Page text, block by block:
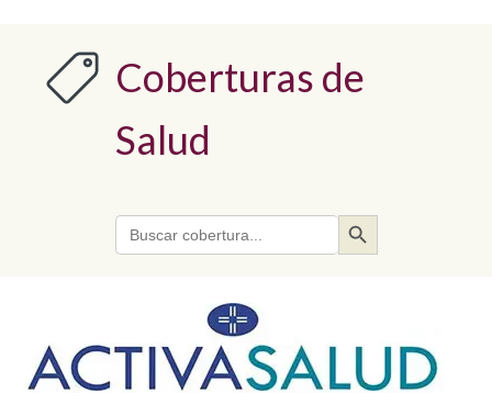
Coberturas de
Salud
Search
for:
Search Button